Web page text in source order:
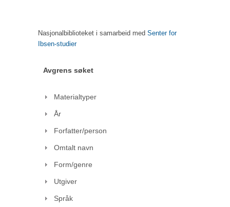
Nasjonalbiblioteket i samarbeid med Senter for
Ibsen-studier
Avgrens søket
Materialtyper
År
Forfatter/person
Omtalt navn
Form/genre
Utgiver
Språk